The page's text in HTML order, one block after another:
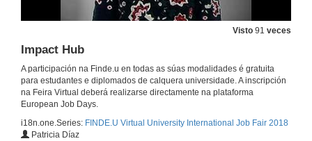
Visto 91 veces
Impact Hub
A participación na Finde.u en todas as súas modalidades é gratuita
para estudantes e diplomados de calquera universidade. A inscripción
na Feira Virtual deberá realizarse directamente na plataforma
European Job Days.
i18n.one.Series: FINDE.U Virtual University International Job Fair 2018
Patricia Díaz
Benvida do reitor da Universidade de Vigo
26 de mar. de 2018
Facultade de Historia